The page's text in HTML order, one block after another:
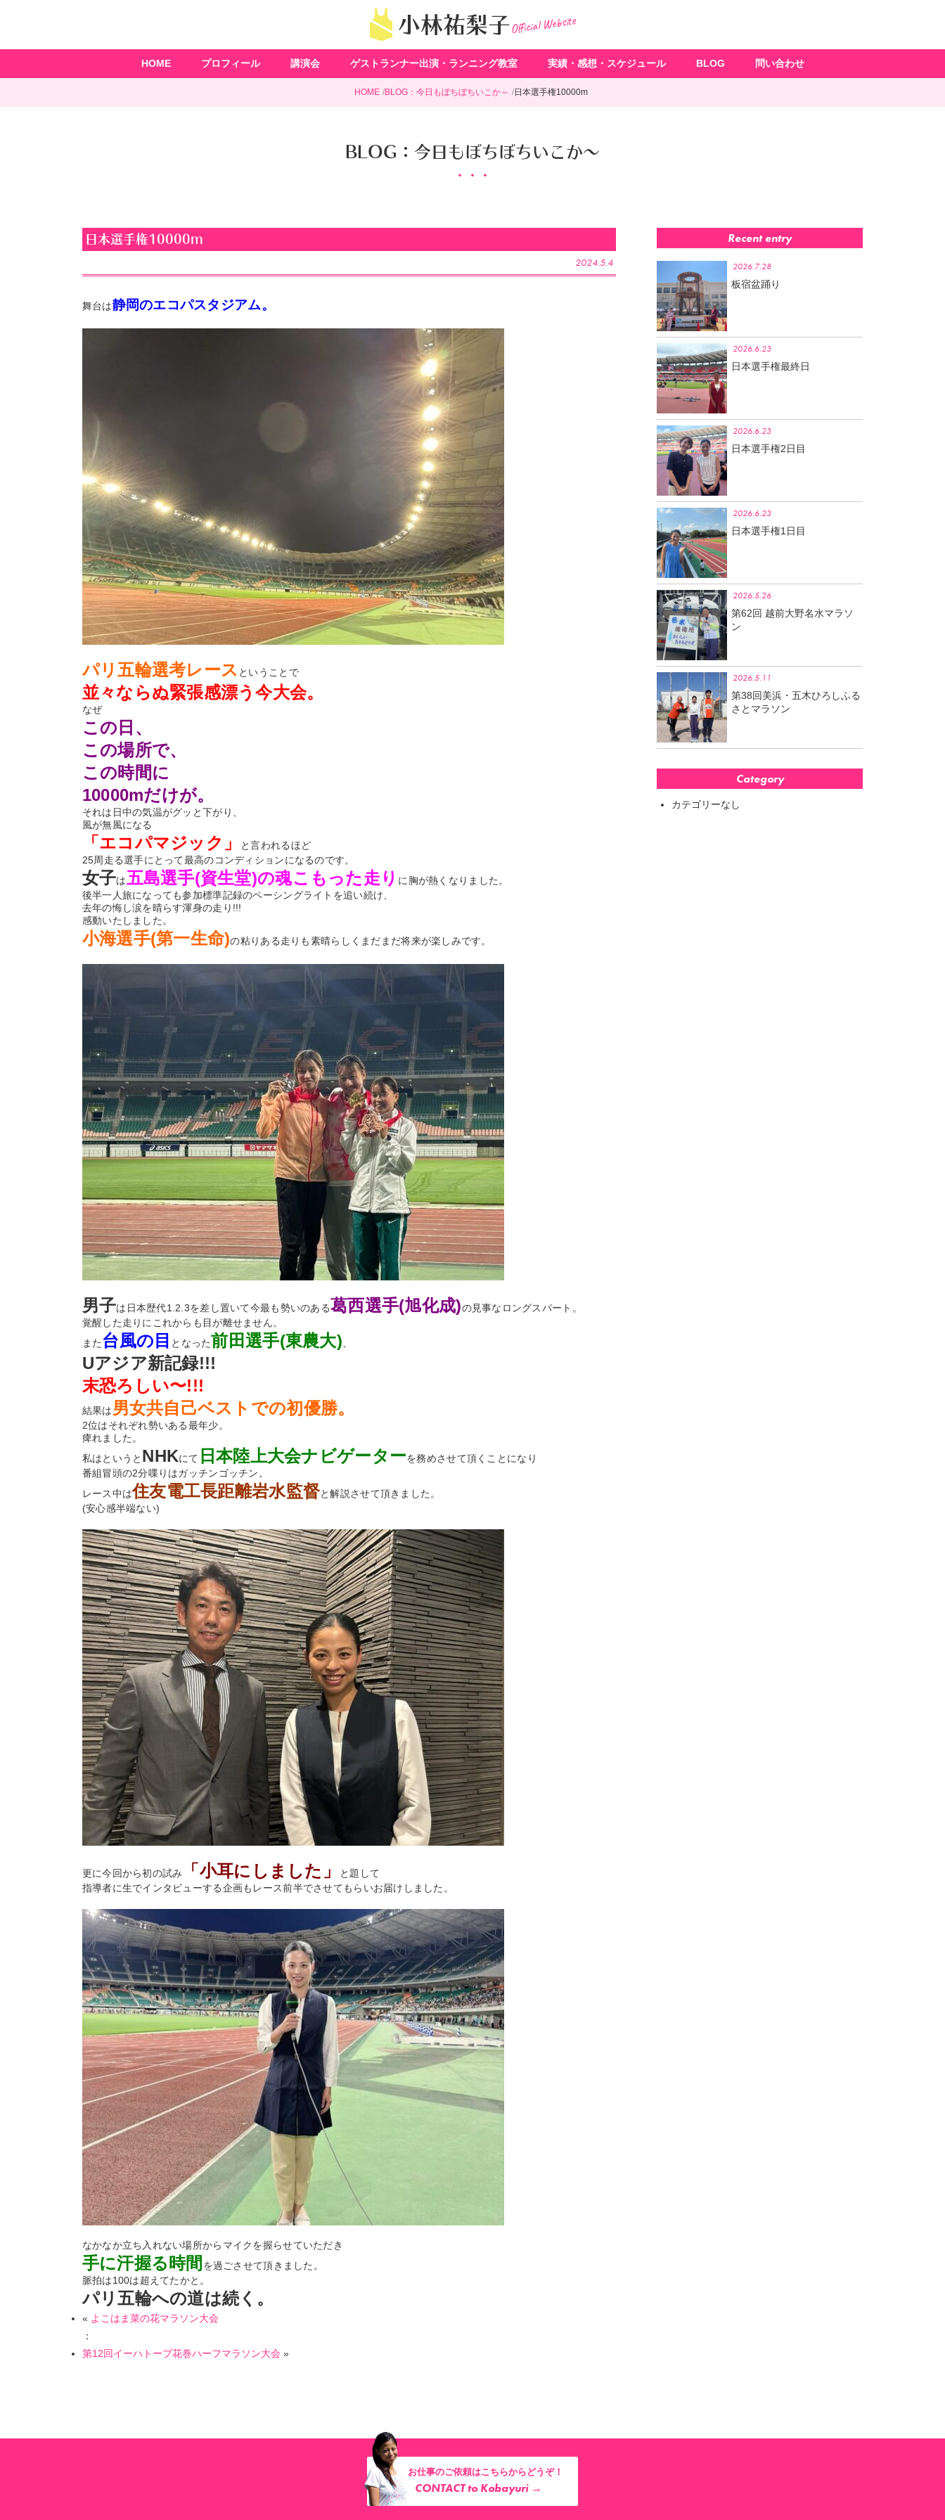
小林祐梨子Official Website
HOME プロフィール 講演会 ゲストランナー出演・ランニング教室 実績・感想・スケジュール BLOG 問い合わせ
HOME BLOG：今日もぼちぼちいこか～ 日本選手権10000m
BLOG：今日もぼちぼちいこか～
日本選手権10000m
2024.5.4
舞台は静岡のエコパスタジアム。
パリ五輪選考レース ということで
並々ならぬ緊張感漂う今大会。
なぜ
この日、
この場所で、
この時間に
10000mだけが。
それは日中の気温がグッと下がり、
風が無風になる
「エコパマジック」
と言われるほど
25周走る選手にとって最高のコンディションになるのです。
女子は五島選手(資生堂)の魂こもった走り に胸が熱くなりました。
後半一人旅になっても参加標準記録のペーシングライトを追い続け、
去年の悔し涙を晴らす渾身の走り!!!
感動いたしました。
小海選手(第一生命)の粘りある走りも素晴らしくまだまだ将来が楽しみです。
男子は日本歴代1.2.3を差し置いて今最も勢いのある葛西選手(旭化成)の見事なロングスパート。
覚醒した走りにこれからも目が離せません。
また 台風の目 となった前田選手(東農大)
Uアジア新記録!!!
末恐ろしい〜!!!
結果は 男女共自己ベストでの初優勝。
2位はそれぞれ勢いある最年少。
痺れました。
私はというと NHKにて 日本陸上大会ナビゲーターを務めさせて頂くことになり
番組冒頭の2分喋りはガッチンゴッチン。
レース中は住友電工長距離岩水監督と解説させて頂きました。
(安心感半端ない)
更に今回から初の試み 「小耳にしました」
と題して
指導者に生でインタビューする企画もレース前半でさせてもらいお届けしました。
なかなか立ち入れない場所からマイクを握らせていただき
手に汗握る時間 を過ごさせて頂きました。
脈拍は100は超えてたかと。
パリ五輪への道は続く。
« よこはま菜の花マラソン大会
：
第12回イーハトーブ花巻ハーフマラソン大会 »
Recent entry
2026.7.28
板宿盆踊り
2026.6.23
日本選手権最終日
2026.6.23
日本選手権2日目
2026.6.23
日本選手権1日目
2026.5.26
第62回 越前大野名水マラソ
ン
2026.5.11
第38回美浜・五木ひろしふる
さとマラソン
Category
カテゴリーなし
お仕事のご依頼はこちらからどうぞ！
CONTACT to Kobayuri →